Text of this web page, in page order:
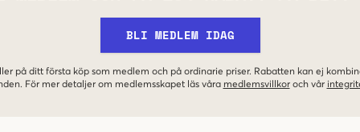
BLI MEDLEM IDAG
på ditt första köp som medlem och på ordinarie priser. Rabatten kan ej
För mer detaljer om medlemsskapet läs våra medlemsvillkor och vår